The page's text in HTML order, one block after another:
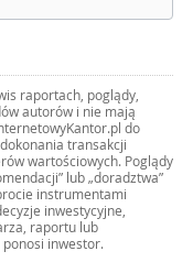
raportach, poglądy,
autorów i nie mają
do
transakcji
wartościowych. Poglądy
lub „doradztwa”
instrumentami
inwestycyjne,
raportu lub
inwestor.